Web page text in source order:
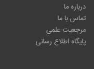
درباره ما
تماس با ما
مرجعیت علمی
پایگاه اطلاع رسانی